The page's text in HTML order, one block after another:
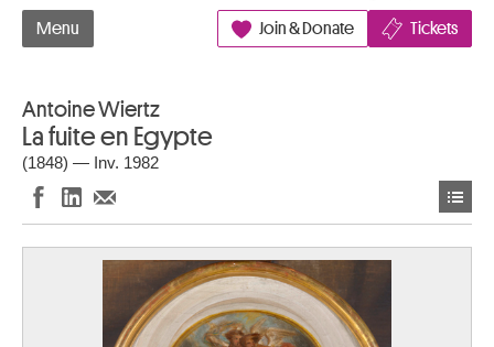
Menu Join & Donate Tickets
Antoine Wiertz
La fuite en Egypte
(1848) — Inv. 1982